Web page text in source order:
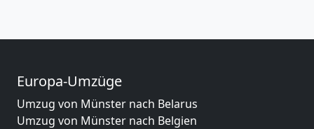
Europa-Umzüge
Umzug von Münster nach Belarus
Umzug von Münster nach Belgien